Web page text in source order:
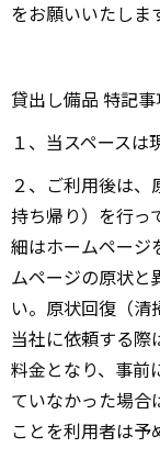
をお願いいたしま
貸出し備品 特記事
１、当スペースは
２、ご利用後は
持ち帰り）を行っ
細はホームページ
ムページの原状と
い。原状回復（清
当社に依頼する際
料金となり、事前
ていなかった場合
ことを利用者は予